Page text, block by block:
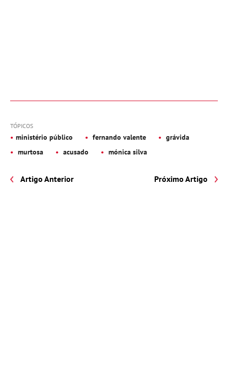
TÓPICOS
ministério público fernando valente
grávida
murtosa
acusado mónica silva
Artigo Anterior Próximo Artigo